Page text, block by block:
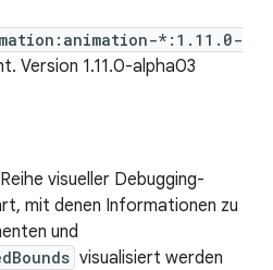
*:1.11.0-
Version 1.11.0-alpha03
visueller Debugging-
mit denen Informationen zu
und
visualisiert werden